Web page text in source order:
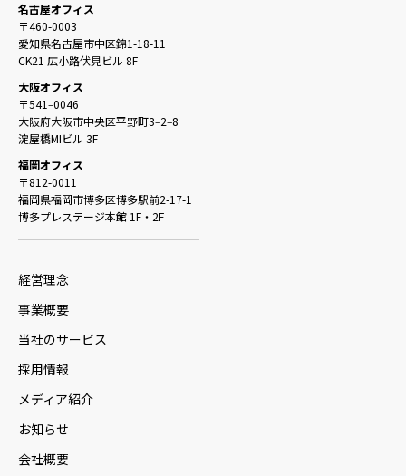
名古屋オフィス
〒460-0003
愛知県名古屋市中区錦1-18-11
CK21 広小路伏見ビル 8F
大阪オフィス
〒541‒0046
大阪府大阪市中央区平野町3‒2‒8
淀屋橋MIビル 3F
福岡オフィス
〒812-0011
福岡県福岡市博多区博多駅前2-17-1
博多プレステージ本館 1F・2F
経営理念
事業概要
当社のサービス
採用情報
メディア紹介
お知らせ
会社概要